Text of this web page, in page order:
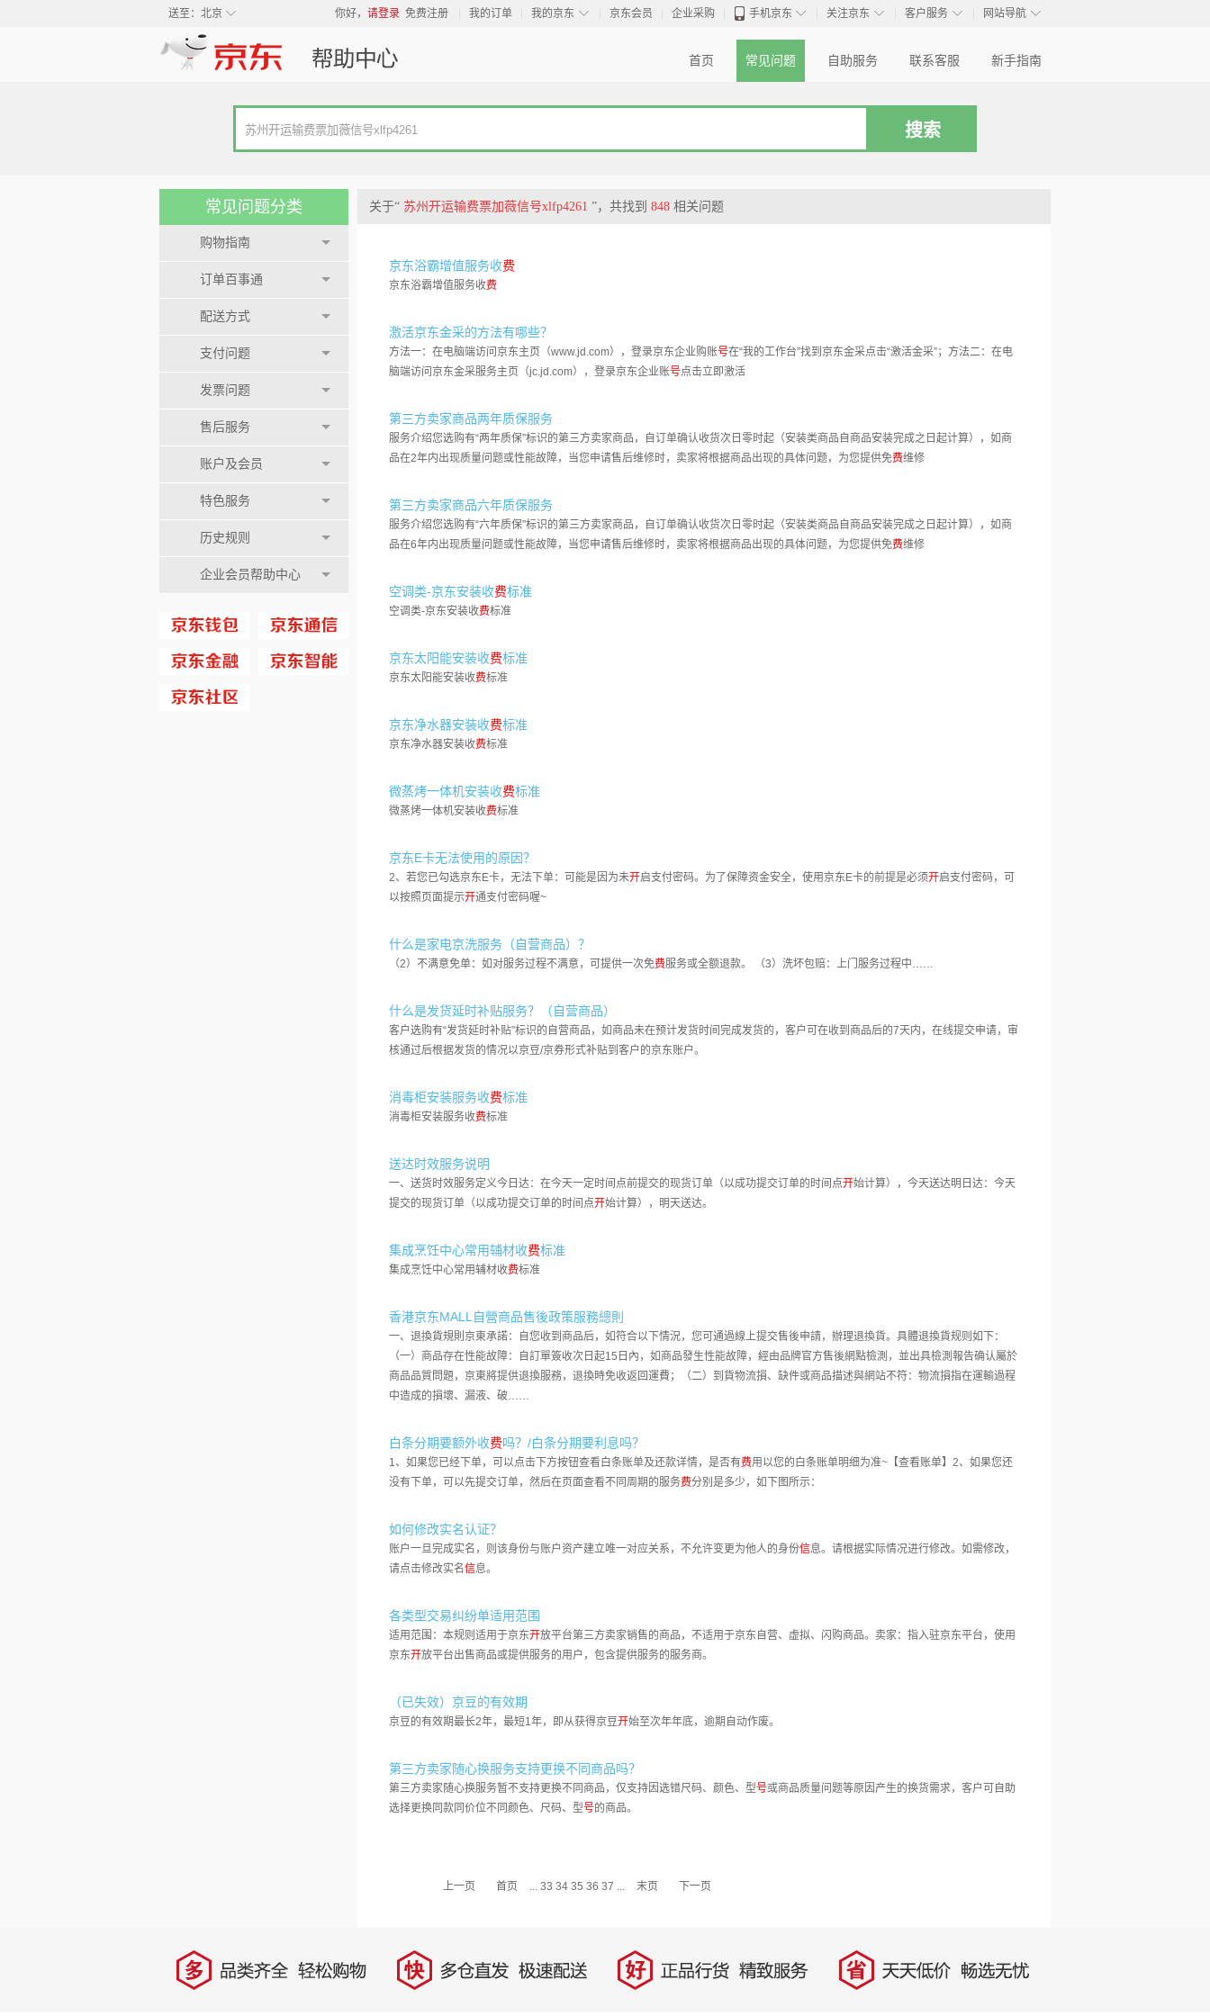
◇
送至： 北京 你好， 请登录 免费注册 我的订单 ◇
我的京东 京东会员 企业采购 ◇
手机京东 ◇
关注京东 ◇
客户服务 ◇
网站导航
首页 常见问题 自助服务 联系客服 新手指南
常见问题分类
购物指南
订单百事通
配送方式
支付问题
发票问题
售后服务
账户及会员
特色服务
历史规则
企业会员帮助中心
关于“ 苏州开运输费票加薇信号xlfp4261 ”，共找到 848 相关问题
京东浴霸增值服务收费
京东浴霸增值服务收费
激活京东金采的方法有哪些？
方法一：在电脑端访问京东主页（www.jd.com），登录京东企业购账号在“我的工作台”找到京东金采点击“激活金采”；方法二：在电
脑端访问京东金采服务主页（jc.jd.com），登录京东企业账号点击立即激活
第三方卖家商品两年质保服务
服务介绍您选购有“两年质保”标识的第三方卖家商品，自订单确认收货次日零时起（安装类商品自商品安装完成之日起计算），如商
品在2年内出现质量问题或性能故障，当您申请售后维修时，卖家将根据商品出现的具体问题，为您提供免费维修
第三方卖家商品六年质保服务
服务介绍您选购有“六年质保”标识的第三方卖家商品，自订单确认收货次日零时起（安装类商品自商品安装完成之日起计算），如商
品在6年内出现质量问题或性能故障，当您申请售后维修时，卖家将根据商品出现的具体问题，为您提供免费维修
空调类-京东安装收费标准
空调类-京东安装收费标准
京东太阳能安装收费标准
京东太阳能安装收费标准
京东净水器安装收费标准
京东净水器安装收费标准
微蒸烤一体机安装收费标准
微蒸烤一体机安装收费标准
京东E卡无法使用的原因？
2、若您已勾选京东E卡，无法下单：可能是因为未开启支付密码。为了保障资金安全，使用京东E卡的前提是必须开启支付密码，可
以按照页面提示开通支付密码喔~
什么是家电京洗服务（自营商品）？
（2）不满意免单：如对服务过程不满意，可提供一次免费服务或全额退款。 （3）洗坏包赔：上门服务过程中……
什么是发货延时补贴服务？（自营商品）
​客户选购有“发货延时补贴”标识的自营商品，如商品未在预计发货时间完成发货的，客户可在收到商品后的7天内，在线提交申请，审
核通过后根据发货的情况以京豆/京券形式补贴到客户的京东账户。
消毒柜安装服务收费标准
消毒柜安装服务收费标准
送达时效服务说明
一、送货时效服务定义今日达：在今天一定时间点前提交的现货订单（以成功提交订单的时间点开始计算），今天送达明日达：今天
提交的现货订单（以成功提交订单的时间点开始计算），明天送达。
集成烹饪中心常用辅材收费标准
集成烹饪中心常用辅材收费标准
香港京东MALL自營商品售後政策服務總則
一、退換貨規則京東承諾：自您收到商品后，如符合以下情況，您可通過線上提交售後申請，辦理退換貨。具體退換貨规则如下：
（一）商品存在性能故障：自訂單簽收次日起15日內，如商品發生性能故障，經由品牌官方售後網點檢測，並出具檢測報告确认屬於
商品品質問題，京東將提供退換服務，退換時免收返回運費；（二）到貨物流損、缺件或商品描述與網站不符：物流損指在運輸過程
中造成的損壞、漏液、破……
白条分期要额外收费吗？/白条分期要利息吗？
1、如果您已经下单，可以点击下方按钮查看白条账单及还款详情，是否有费用以您的白条账单明细为准~【查看账单】2、如果您还
没有下单，可以先提交订单，然后在页面查看不同周期的服务费分别是多少，如下图所示：
如何修改实名认证？
账户一旦完成实名，则该身份与账户资产建立唯一对应关系，不允许变更为他人的身份信息。请根据实际情况进行修改。如需修改，
请点击修改实名信息。
各类型交易纠纷单适用范围
适用范围：本规则适用于京东开放平台第三方卖家销售的商品，不适用于京东自营、虚拟、闪购商品。卖家：指入驻京东平台，使用
京东开放平台出售商品或提供服务的用户，包含提供服务的服务商。
（已失效）京豆的有效期
京豆的有效期最长2年，最短1年，即从获得京豆开始至次年年底，逾期自动作废。
第三方卖家随心换服务支持更换不同商品吗？
第三方卖家随心换服务暂不支持更换不同商品，仅支持因选错尺码、颜色、型号或商品质量问题等原因产生的换货需求，客户可自助
选择更换同款同价位不同颜色、尺码、型号的商品。
上一页 首页 ... 33 34 35 36 37 ... 末页 下一页
多 品类齐全，轻松购物 快 多仓直发，极速配送 好 正品行货，精致服务 省 天天低价，畅选无忧